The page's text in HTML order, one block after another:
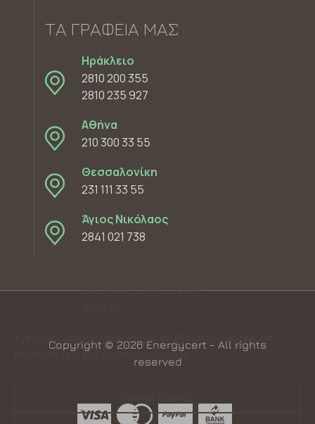
Διαχείριση Συγκατάθεσης
ιστότοπό μας και τις υπηρεσίες μας.
ΤΑ ΓΡΑΦΕΊΑ ΜΑΣ
Ηράκλειο
2810 200 355
2810 235 927
Αθήνα
210 300 33 55
Θεσσαλονίκη
231 111 33 55
Άγιος Νικόλαος
2841 021 738
Copyright © 2026 Energycert - All rights
reserved